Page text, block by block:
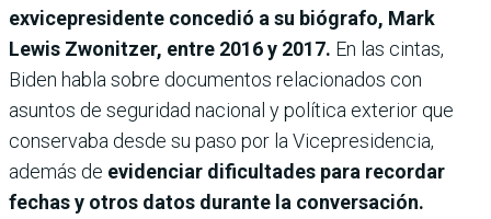
exvicepresidente concedió a su biógrafo, Mark
Lewis Zwonitzer, entre 2016 y 2017. En las cintas,
Biden habla sobre documentos relacionados con
asuntos de seguridad nacional y política exterior que
conservaba desde su paso por la Vicepresidencia,
además de evidenciar dificultades para recordar
fechas y otros datos durante la conversación.